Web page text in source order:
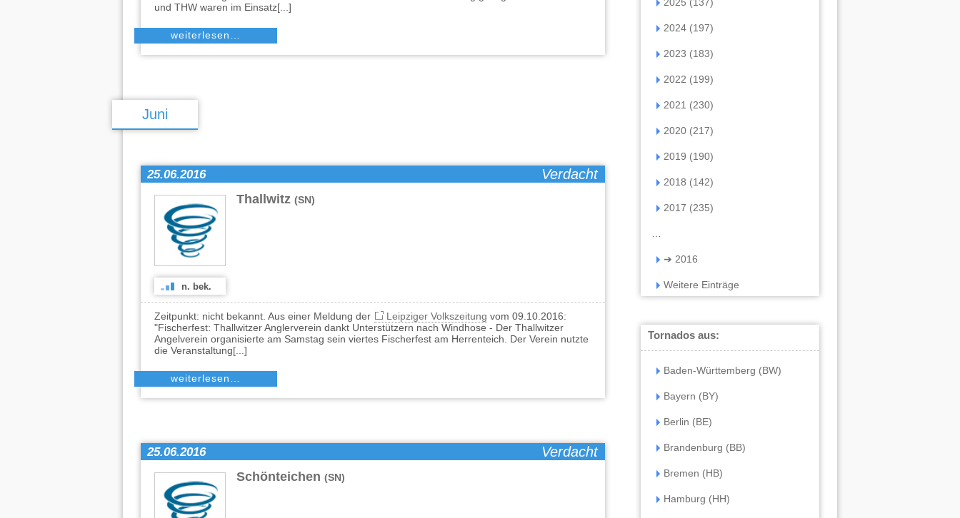
und THW waren im Einsatz[...]
weiterlesen…
Juni
25.06.2016 Verdacht
Thallwitz (SN)
n. bek.
Zeitpunkt: nicht bekannt. Aus einer Meldung der Leipziger Volkszeitung vom 09.10.2016:
"Fischerfest: Thallwitzer Anglerverein dankt Unterstützern nach Windhose - Der Thallwitzer
Angelverein organisierte am Samstag sein viertes Fischerfest am Herrenteich. Der Verein nutzte
die Veranstaltung[...]
weiterlesen…
25.06.2016 Verdacht
Schönteichen (SN)
2024 (197)
2023 (183)
2022 (199)
2021 (230)
2020 (217)
2019 (190)
2018 (142)
2017 (235)
➔ 2016
Weitere Einträge
Tornados aus:
Baden-Württemberg (BW)
Bayern (BY)
Berlin (BE)
Brandenburg (BB)
Bremen (HB)
Hamburg (HH)